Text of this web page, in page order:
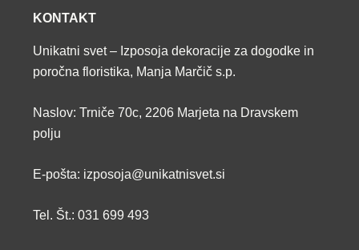
KONTAKT
Unikatni svet – Izposoja dekoracije za dogodke in
poročna floristika, Manja Marčič s.p.
Naslov: Trniče 70c, 2206 Marjeta na Dravskem
polju
E-pošta: izposoja@unikatnisvet.si
Tel. Št.: 031 699 493